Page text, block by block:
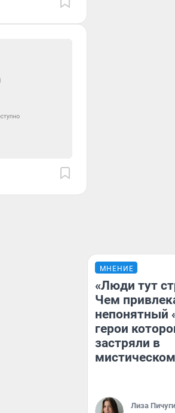
МНЕНИЕ
«Люди тут
Чем
непонятный
герои
застряли в
Лиза